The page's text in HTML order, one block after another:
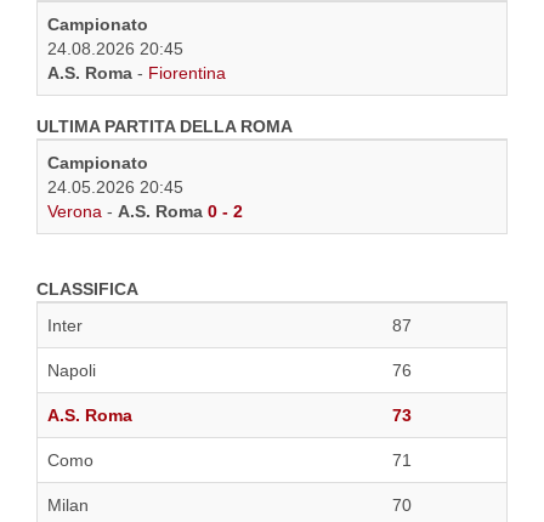
Campionato
24.08.2026 20:45
A.S. Roma - Fiorentina
ULTIMA PARTITA DELLA ROMA
Campionato
24.05.2026 20:45
Verona - A.S. Roma 0 - 2
CLASSIFICA
Inter
87
Napoli 76
A.S. Roma 73
Como 71
Milan 70